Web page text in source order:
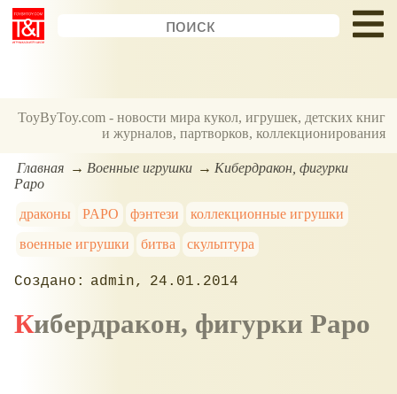
ToyByToy.com - новости мира кукол, игрушек, детских книг
и журналов, партворков, коллекционирования
Главная Военные игрушки
Кибердракон, фигурки
Papo
драконы
PAPO фэнтези
коллекционные игрушки
военные игрушки
битва скульптура
admin 24.01.2014
Кибердракон, фигурки Papo